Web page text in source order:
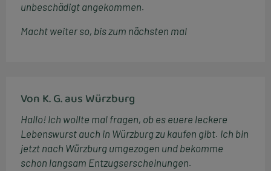
unbeschädigt angekommen.
Macht weiter so, bis zum nächsten mal
Von K. G. aus Würzburg
Hallo! Ich wollte mal fragen, ob es euere leckere
Lebenswurst auch in Würzburg zu kaufen gibt. Ich bin
jetzt nach Würzburg umgezogen und bekomme
schon langsam Entzugserscheinungen.